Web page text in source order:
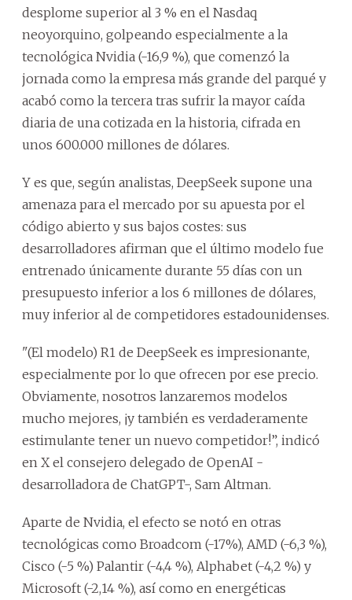
desplome superior al 3 % en el Nasdaq
neoyorquino, golpeando especialmente a la
tecnológica Nvidia (-16,9 %), que comenzó la
jornada como la empresa más grande del parqué y
acabó como la tercera tras sufrir la mayor caída
diaria de una cotizada en la historia, cifrada en
unos 600.000 millones de dólares.
Y es que, según analistas, DeepSeek supone una
amenaza para el mercado por su apuesta por el
código abierto y sus bajos costes: sus
desarrolladores afirman que el último modelo fue
entrenado únicamente durante 55 días con un
presupuesto inferior a los 6 millones de dólares,
muy inferior al de competidores estadounidenses.
"(El modelo) R1 de DeepSeek es impresionante,
especialmente por lo que ofrecen por ese precio.
Obviamente, nosotros lanzaremos modelos
mucho mejores, ¡y también es verdaderamente
estimulante tener un nuevo competidor!”, indicó
en X el consejero delegado de OpenAI -
desarrolladora de ChatGPT-, Sam Altman.
Aparte de Nvidia, el efecto se notó en otras
tecnológicas como Broadcom (-17%), AMD (-6,3 %),
Cisco (-5 %) Palantir (-4,4 %), Alphabet (-4,2 %) y
Microsoft (-2,14 %), así como en energéticas